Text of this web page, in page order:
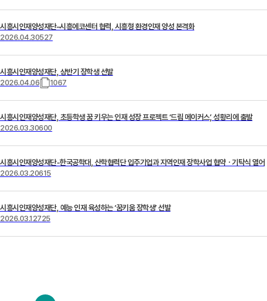
시흥시인재양성재단–시흥에코센터 협력, 시흥형 환경인재 양성 본격화
2026.04.30527
시흥시인재양성재단, 상반기 장학생 선발
2026.04.06
1067
시흥시인재양성재단, 초등학생 꿈 키우는 인재 성장 프로젝트 ‘드림 메이커스’, 성황리에 출발
2026.03.30600
시흥시인재양성재단-한국공학대, 산학협력단 입주기업과 지역인재 장학사업 협약ㆍ기탁식 열어
2026.03.20615
시흥시인재양성재단, 예능 인재 육성하는 ‘꿈키움 장학생’ 선발
2026.03.12725